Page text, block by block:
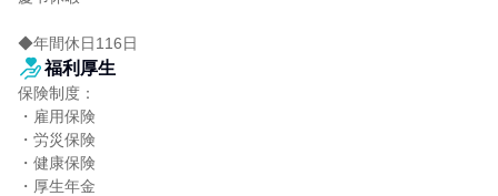
◆年間休日116日
福利厚生
保険制度：
・雇用保険
・労災保険
・健康保険
・厚生年金